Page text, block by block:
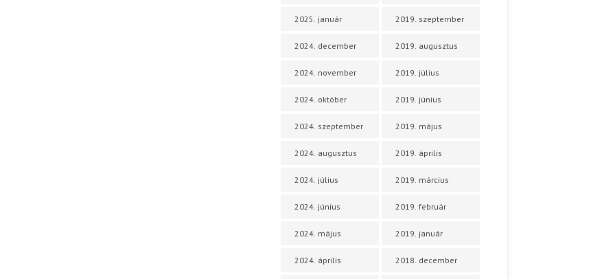
2025. január
2024. december
2024. november
2024. október
2024. szeptember
2024. augusztus
2024. július
2024. június
2024. május
2024. április
2019. szeptember
2019. augusztus
2019. július
2019. június
2019. május
2019. április
2019. március
2019. február
2019. január
2018. december